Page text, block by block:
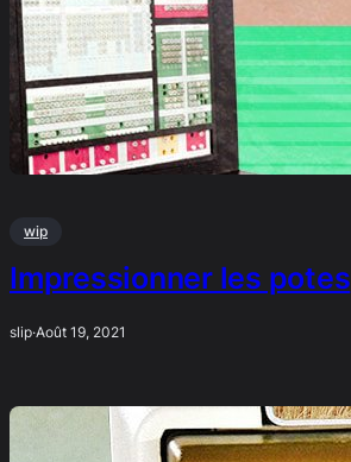
wip
Impressionner les potes
slip·Août 19, 2021